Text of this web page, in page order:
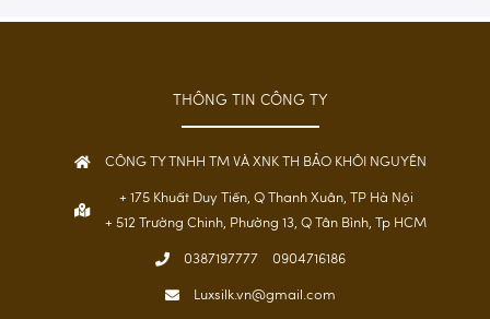
THÔNG TIN CÔNG TY
CÔNG TY TNHH TM VÀ XNK TH BẢO KHÔI NGUYÊN
+ 175 Khuất Duy Tiến, Q Thanh Xuân, TP Hà Nội
+ 512 Trường Chinh, Phường 13, Q Tân Bình, Tp HCM
0387197777 0904716186
Luxsilk.vn@gmail.com